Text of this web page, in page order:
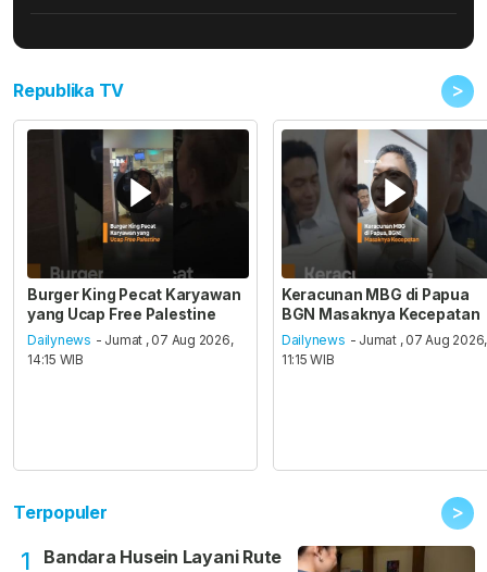
Republika TV >
Burger King Pecat Karyawan
yang Ucap Free Palestine
Dailynews - Jumat , 07 Aug 2026,
14:15 WIB
Keracunan MBG di Papua
BGN Masaknya Kecepatan
Dailynews - Jumat , 07 Aug 2026,
11:15 WIB
Terpopuler >
1
Bandara Husein Layani Rute